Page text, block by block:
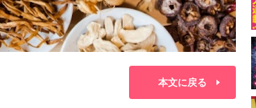
本文に戻る